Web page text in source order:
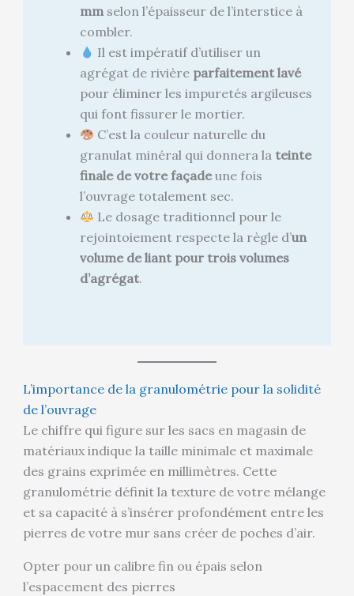
mmselon l’épaisseur de l’interstice à
combler.
Il est impératif d’utiliser un
agrégat de rivière parfaitement lavé
pour éliminer les impuretés argileuses
qui font fissurer le mortier.
C’est la couleur naturelle du
granulat minéral qui donnera la teinte
finale de votre façadeune fois
l’ouvrage totalement sec.
Le dosage traditionnel pour le
rejointoiement respecte la règle d’un
volume de liant pour trois volumes
d’agrégat.
L’importance de la granulométrie pour la solidité
de l’ouvrage
Le chiffre qui figure sur les sacs en magasin de
matériaux indique la taille minimale et maximale
des grains exprimée en millimètres. Cette
granulométrie définit la texture de votre mélange
et sa capacité à s’insérer profondément entre les
pierres de votre mur sans créer de poches d’air.
Opter pour un calibre fin ou épais selon
l’espacement des pierres